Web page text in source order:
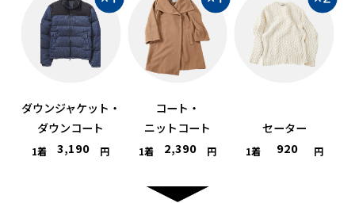
ダウンジャケット・
ダウンコート
1着 3,190 円
コート・
ニットコート
1着 2,390 円
セーター
1着 920 円